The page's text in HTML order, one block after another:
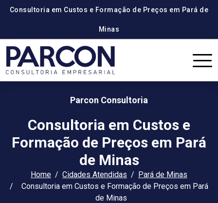
Consultoria em Custos e Formação de Preços em Pará de
Minas
Parcon Consultoria
Consultoria em Custos e
Formação de Preços em Pará
de Minas
Home Cidades Atendidas
Pará de Minas
Consultoria em Custos e Formação de Preços em Pará
de Minas